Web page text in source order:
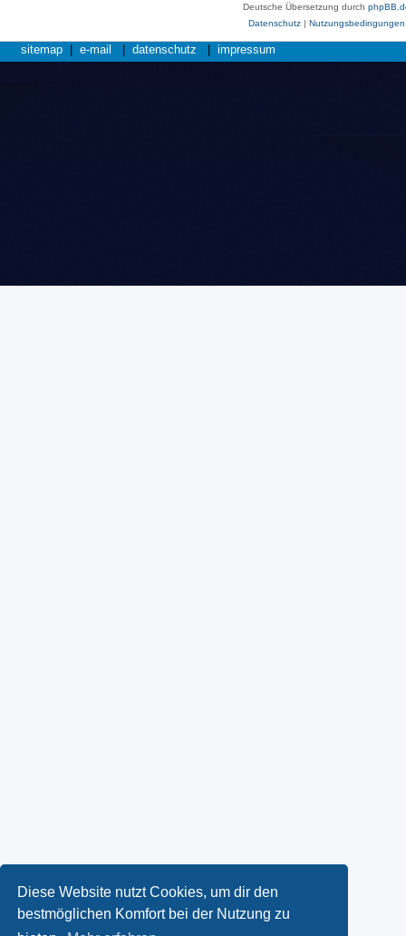
Diese Website nutzt Cookies, um dir den
bestmöglichen Komfort bei der Nutzung zu
Deutsche Übersetzung durch
Datenschutz| Nutzungsbedingungen
sitemap e-mail datenschutz impressum